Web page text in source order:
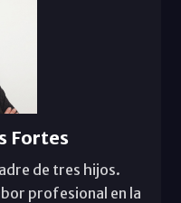
Fortes
de tres hijos.
profesional en la